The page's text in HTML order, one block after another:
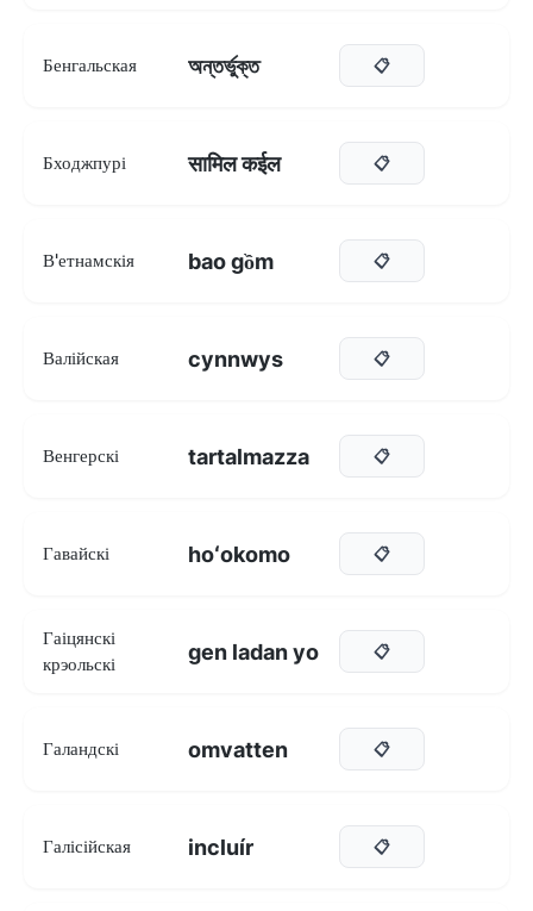
Бенгальская অন্তর্ভুক্ত 📋
Бходжпурі सामिल कईल 📋
В'етнамскія bao gồm 📋
Валійская cynnwys 📋
Венгерскі tartalmazza 📋
Гавайскі hoʻokomo 📋
Гаіцянскі
крэольскі
gen ladan yo 📋
Галандскі omvatten 📋
Галісійская incluír 📋